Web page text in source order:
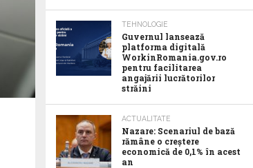
TEHNOLOGIE
Guvernul lansează
platforma digitală
WorkinRomania.gov.ro
pentru facilitarea
angajării lucrătorilor
străini
ACTUALITATE
Nazare: Scenariul de bază
rămâne o creștere
economică de 0,1% în acest
an